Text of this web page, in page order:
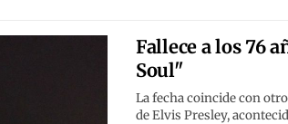
Fallece a los 76
Soul"
La fecha coincide con
de Elvis Presley,